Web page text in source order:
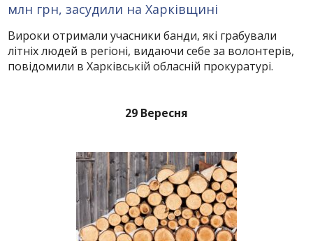
млн грн, засудили на Харківщині
Вироки отримали учасники банди, які грабували
літніх людей в регіоні, видаючи себе за волонтерів,
повідомили в Харківській обласній прокуратурі.
29 Вересня